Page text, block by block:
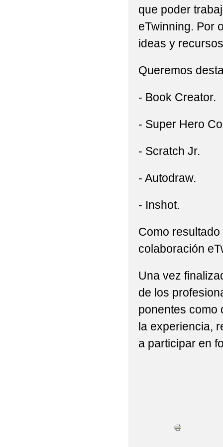
que poder
eTwinning. Por
ideas y
Queremos
- Book Creator.
- Super Hero
- Scratch Jr.
- Autodraw.
- Inshot.
Como
colaboración
Una vez
de los
ponentes como
la experiencia,
a participar en